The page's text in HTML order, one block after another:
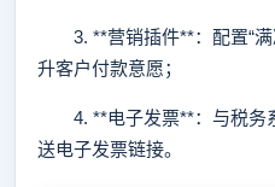
3. **营销插件**：配置“满
升客户付款意愿；
4. **电子发票**：与税务
送电子发票链接。